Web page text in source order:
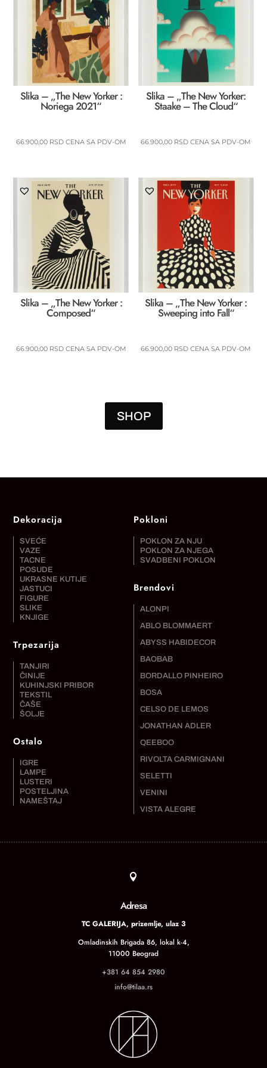
Slika – „The New Yorker :
Noriega 2021“
66.900,00 RSD CENA SA PDV-OM
Slika – „The New Yorker:
Staake – The Cloud“
66.900,00 RSD CENA SA PDV-OM
Slika – „The New Yorker :
Composed“
66.900,00 RSD CENA SA PDV-OM
Slika – „The New Yorker :
Sweeping into Fall“
66.900,00 RSD CENA SA PDV-OM
SHOP
Dekoracija
SVEĆE
VAZE
TACNE
POSUDE
UKRASNE KUTIJE
JASTUCI
FIGURE
SLIKE
KNJIGE
Trpezarija
TANJIRI
ČINIJE
KUHINJSKI PRIBOR
TEKSTIL
ČAŠE
ŠOLJE
Ostalo
IGRE
LAMPE
LUSTERI
POSTELJINA
NAMEŠTAJ
Pokloni
POKLON ZA NJU
POKLON ZA NJEGA
SVADBENI POKLON
Brendovi
ALONPI
ABLO BLOMMAERT
ABYSS HABIDECOR
BAOBAB
BORDALLO PINHEIRO
BOSA
CELSO DE LEMOS
JONATHAN ADLER
QEEBOO
RIVOLTA CARMIGNANI
SELETTI
VENINI
VISTA ALEGRE

Adresa
TC GALERIJA, prizemlje, ulaz 3
Omladinskih Brigada 86, lokal k-4,
11000 Beograd
+381 64 854 2980
info@tilaa.rs